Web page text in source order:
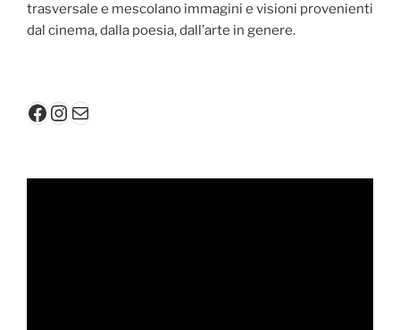
trasversale e mescolano immagini e visioni provenienti
dal cinema, dalla poesia, dall’arte in genere.
Facebook
Instagram
Mail